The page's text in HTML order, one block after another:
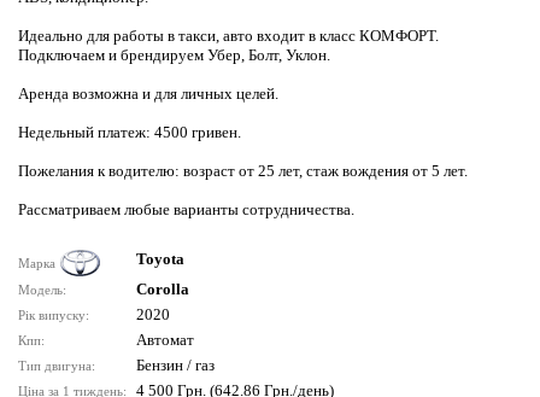
Идеально для работы в такси, авто входит в класс КОМФОРТ.
Подключаем и брендируем Убер, Болт, Уклон.
Аренда возможна и для личных целей.
Недельный платеж: 4500 гривен.
Пожелания к водителю: возраст от 25 лет, стаж вождения от 5 лет.
Рассматриваем любые варианты сотрудничества.
Марка Toyota
Модель: Corolla
Рік випуску: 2020
Кпп: Автомат
Тип двигуна: Бензин / газ
Ціна за 1 тиждень: 4 500 Грн. (642.86 Грн./день)